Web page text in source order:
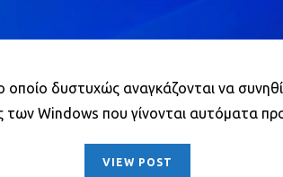
οποίο δυστυχώς αναγκάζονται να
των Windows που γίνονται αυτόματα
VIEW POST